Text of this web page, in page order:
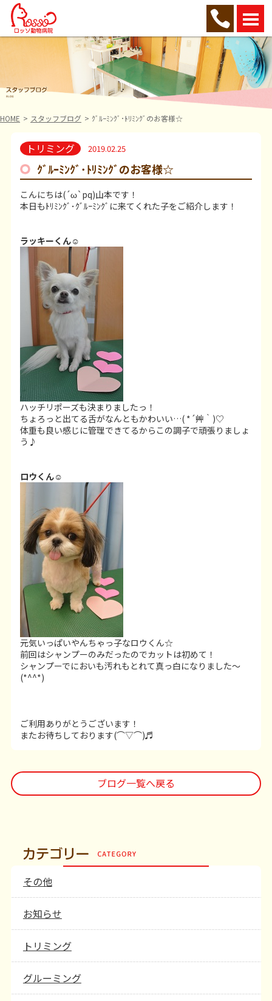
HOME スタッフブログ ｸﾞﾙｰﾐﾝｸﾞ･ﾄﾘﾐﾝｸﾞのお客様☆
トリミング 2019.02.25
ｸﾞﾙｰﾐﾝｸﾞ･ﾄﾘﾐﾝｸﾞのお客様☆
こんにちは(´ω`pq)山本です！
本日もﾄﾘﾐﾝｸﾞ･ｸﾞﾙｰﾐﾝｸﾞに来てくれた子をご紹介します！
ラッキーくん☺
ハッチリポーズも決まりましたっ！
ちょろっと出てる舌がなんともかわいい…( *´艸｀)♡
体重も良い感じに管理できてるからこの調子で頑張りましょ
う♪
ロウくん☺
元気いっぱいやんちゃっ子なロウくん☆
前回はシャンプーのみだったのでカットは初めて！
シャンプーでにおいも汚れもとれて真っ白になりました～
(*^^*)
ご利用ありがとうございます！
またお待ちしております(⌒▽⌒)♬
ブログ一覧へ戻る
その他
お知らせ
トリミング
グルーミング